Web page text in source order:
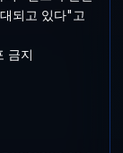
되고 있다"고
금지